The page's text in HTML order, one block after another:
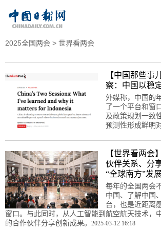
2025全国两会 > 世界看两会
【中国那些事
察：中国以稳
外媒称，中国的
了一个平台和窗
及政策规划一致
预测性形成鲜明
【世界看两会
伙伴关系、分
“全球南方”发
每年的全国两会
中国、了解中国
台，也是近距离
窗口。与此同时，从人工智能到航空航天技术，
的合作伙伴分享创新成果。 2025-03-12 16:18